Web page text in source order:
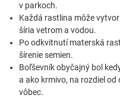
v parkoch.
Každá rastlina môže
šíria vetrom a vodou.
Po odkvitnutí materská
šírenie semien.
Boľševník obyčajný bol
a ako krmivo, na rozdiel
vôbec.